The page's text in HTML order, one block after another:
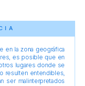
en la zona geográfica
es posible que en
lugares donde se
resulten entendibles,
ser malinterpretados